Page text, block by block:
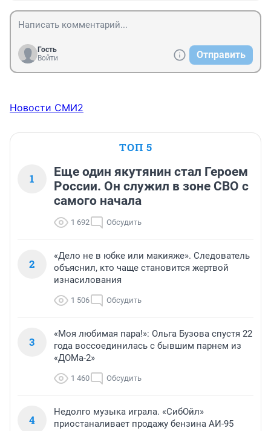
Гость
Войти
Отправить
Новости СМИ2
ТОП 5
1
Еще один якутянин стал Героем
России. Он служил в зоне СВО с
самого начала
1 692 Обсудить
2
«Дело не в юбке или макияже». Следователь
объяснил, кто чаще становится жертвой
изнасилования
1 506 Обсудить
3
«Моя любимая пара!»: Ольга Бузова спустя 22
года воссоединилась с бывшим парнем из
«ДОМа-2»
1 460 Обсудить
4
Недолго музыка играла. «СибОйл»
приостаналивает продажу бензина АИ-95